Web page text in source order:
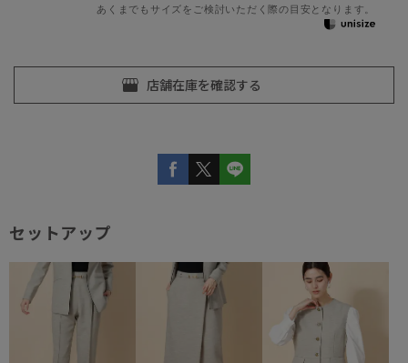
あくまでもサイズをご検討いただく際の目安となります。
セットアップ